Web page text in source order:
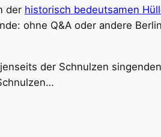
der historisch bedeutsamen
ohne Q&A oder andere
der Schnulzen